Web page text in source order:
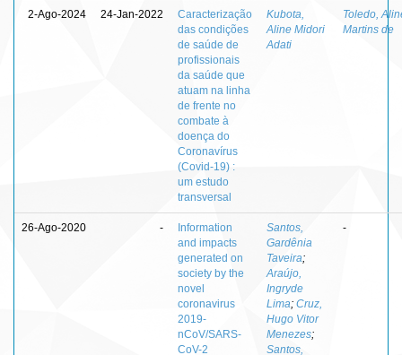
2-Ago-2024 24-Jan-2022
Caracterização
das condições
de saúde de
profissionais
da saúde que
atuam na linha
de frente no
combate à
doença do
Coronavírus
(Covid-19) :
um estudo
transversal
Kubota,
Aline Midori
Adati
Toledo,
Martins de
26-Ago-2020 -
Information
and impacts
generated on
society by the
novel
coronavirus
2019-
nCoV/SARS-
CoV-2
Santos,
Gardênia
Taveira;
Araújo,
Ingryde
Lima; Cruz,
Hugo Vitor
Menezes;
Santos,
-